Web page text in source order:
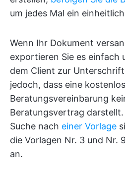
um jedes Mal ein
Wenn Ihr Dokument
exportieren Sie es einfach
dem Client zur
jedoch, dass eine
Beratungsvereinbarung
Beratungsvertrag darstellt.
Suche nach einer Vorlage
die Vorlagen Nr. 3 und Nr.
an.